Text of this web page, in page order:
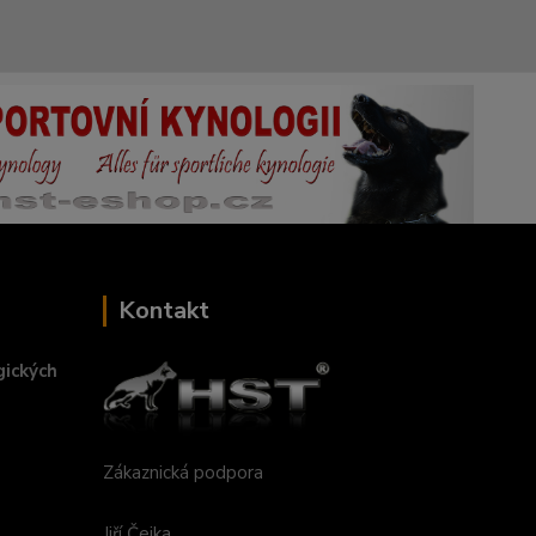
Kontakt
Zákaznická podpora